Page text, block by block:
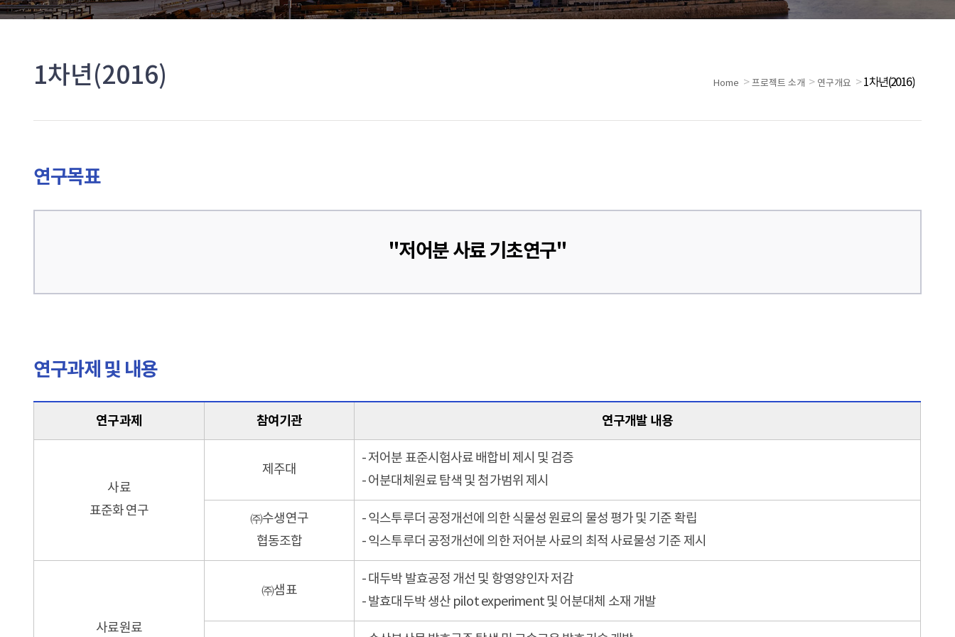
1차년(2016) Home > 프로젝트 소개 > 연구개요 > 1차년(2016)
연구목표
"저어분 사료 기초연구"
연구과제 및 내용
연구과제 참여기관 연구개발 내용
사료
표준화 연구
제주대
- 저어분 표준시험사료 배합비 제시 및 검증
- 어분대체원료 탐색 및 첨가범위 제시
㈜수생연구
협동조합
- 익스투루더 공정개선에 의한 식물성 원료의 물성 평가 및 기준 확립
- 익스투루더 공정개선에 의한 저어분 사료의 최적 사료물성 기준 제시
사료원료
㈜샘표
- 대두박 발효공정 개선 및 항영양인자 저감
- 발효대두박 생산 pilot experiment 및 어분대체 소재 개발